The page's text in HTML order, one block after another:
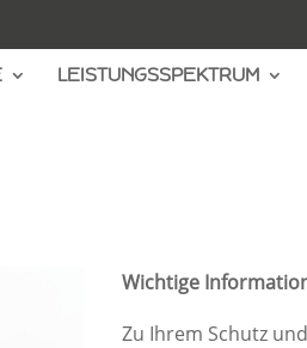
LEISTUNGSSPEKTRUM
Wichtige
Zu Ihrem Schutz